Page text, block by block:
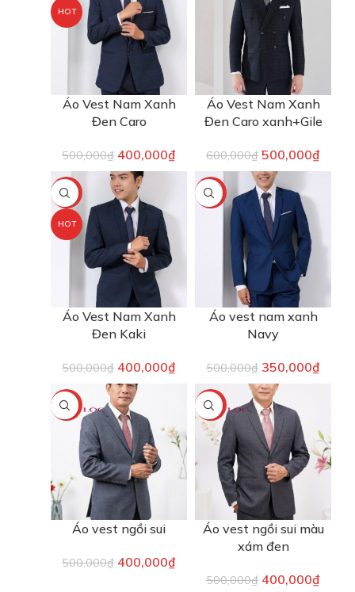
HOT
Áo Vest Nam Xanh
Đen Caro
500,000₫ 400,000₫
Áo Vest Nam Xanh
Đen Caro xanh+Gile
600,000₫ 500,000₫
-20%
HOT
Áo Vest Nam Xanh
Đen Kaki
500,000₫ 400,000₫
-30%
Áo vest nam xanh
Navy
500,000₫ 350,000₫
-20%
Áo vest ngồi sui
500,000₫ 400,000₫
-20%
Áo vest ngồi sui màu
xám đen
500,000₫ 400,000₫